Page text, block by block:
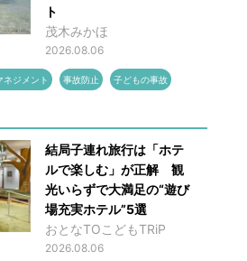
ト
茂木みかほ
2026.08.06
ネジメント 事故防止 子どもの事故
結局子連れ旅行は「ホテ
ルで楽しむ」が正解 観
光いらずで大満足の“遊び
場充実ホテル”5選
おとなTOこどもTRiP
2026.08.06